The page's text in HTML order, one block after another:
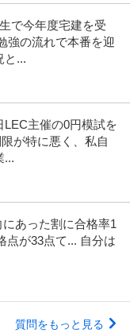
で今年度宅建を受
強の流れで本番を迎
と...
主催の0円模試を
が特に悪く、私自
...
あった割に合格率1
点が33点て... 自分は
質問をもっと見る